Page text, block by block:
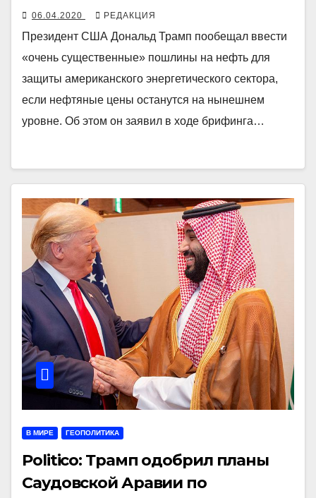
06.04.2020 РЕДАКЦИЯ
Президент США Дональд Трамп пообещал ввести
«очень существенные» пошлины на нефть для
защиты американского энергетического сектора,
если нефтяные цены останутся на нынешнем
уровне. Об этом он заявил в ходе брифинга…
В МИРЕ ГЕОПОЛИТИКА
Politico: Трамп одобрил планы
Саудовской Аравии по